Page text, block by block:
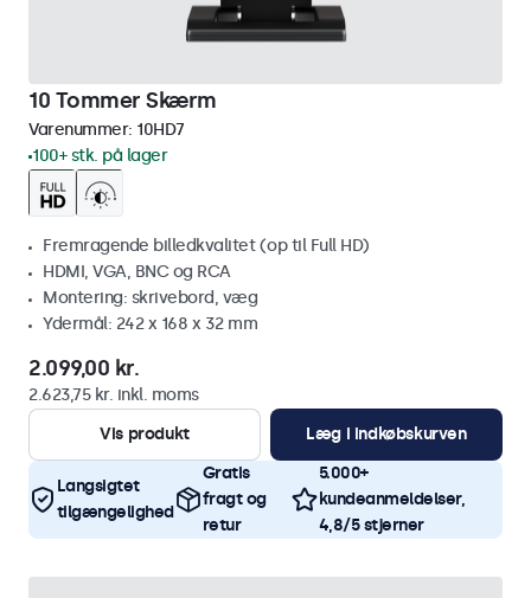
10 Tommer Skærm
Varenummer: 10HD7
100+ stk. på lager
Fremragende billedkvalitet (op til Full HD)
HDMI, VGA, BNC og RCA
Montering: skrivebord, væg
Ydermål: 242 x 168 x 32 mm
2.099,00 kr.
2.623,75 kr. inkl. moms
Vis produkt
Læg i indkøbskurven
Langsigtet
tilgængelighed
Gratis
fragt og
retur
5.000+
kundeanmeldelser,
4,8/5 stjerner